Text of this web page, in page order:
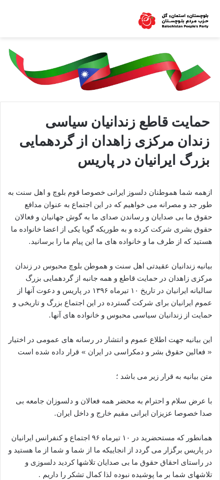
حمایت قاطع زندانیان سیاسی
زندان مرکزی زاهدان از گردهمایی
بزرگ ایرانیان در پاریس
ازهمه شما هموطنان دلسوز ایرانی خصوصا قوم بلوچ و اهل سنت به
طور جد و مصرانه می خواهیم که در این اجتماع به عنوان مدافع
حقوق ما بی صدایان و رساندن صدای ما به گوش جهانیان و فعالان
حقوق بشری شرکت کرده و به طوریکه گویا یکی از اعضا خانواده ما
هستید که از طرف ما و خانواده های ما این پیام ما را برسانید.
بیانیه زندانیان عقیدتی اهل سنت و هموطن بلوچ محبوس در زندان
مرکزی زاهدان در حمایت قاطع و همه جانبه از گردهمایی بزرگ
سالیانه ایرانیان در تاریخ ۱۰ تیرماه ۱۳۹۶ در پاریس و دعوت آنها از
عموم ایرانیان برای شرکت گسترده در این اجتماع بزرگ و تاریخی و
حمایت از زندانیان سیاسی محبوس و خانواده های آنها.
این بیانیه جهت اطلاع عموم و انتشار در رسانه های عمومی در اختیار
« فعالین حقوق بشر و دمکراسی در ایران » قرار داده شده است
متن بیانیه به قرار زیر می باشد ؛
با عرض سلام و احترام به محضر همه فعالان و دلسوزان جامعه بی
صدا خصوصا عزیزان ایرانی مقیم خارج و داخل ایران.
همانطور که مستحضرید در ۱۰ تیرماه ۹۶ اجتماع و کنفرانس ایرانیان
در پاریس برگزار می گردد از انجاییکه ما از شما و شما از ما هستید و
در راستای احقاق حقوق ما بی صدایان تلاشها کردید دلسوزی و
تلاشهای شما بر ما پوشیده نبوده لذا کمال تشکر را داریم .